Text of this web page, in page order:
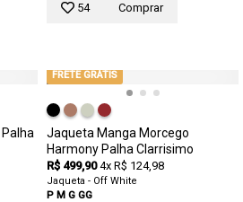
54 Comprar
FRETE GRÁTIS
Jaqueta Manga Morcego
Harmony Palha Clarrisimo
R$ 499,90 4x R$ 124,98
Jaqueta - Off White
P M G GG